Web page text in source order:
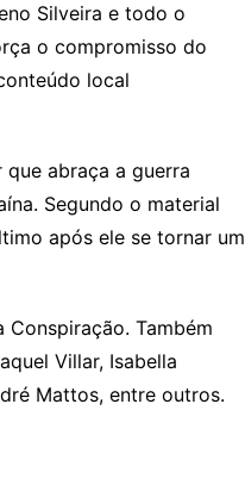
Silveira e todo o
o compromisso do
local
abraça a guerra
Segundo o material
após ele se tornar um
Também
Villar, Isabella
Mattos, entre outros.